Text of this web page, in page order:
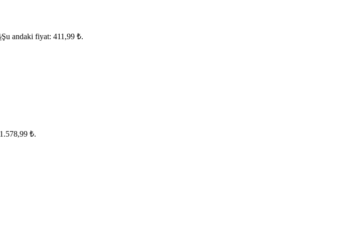
Şu andaki fiyat: 411,99 ₺.
₺.